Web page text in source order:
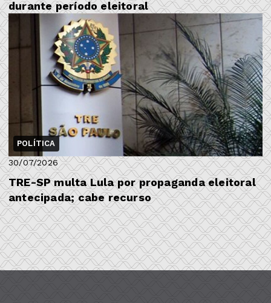
durante período eleitoral
POLÍTICA
30/07/2026
TRE-SP multa Lula por propaganda eleitoral
antecipada; cabe recurso